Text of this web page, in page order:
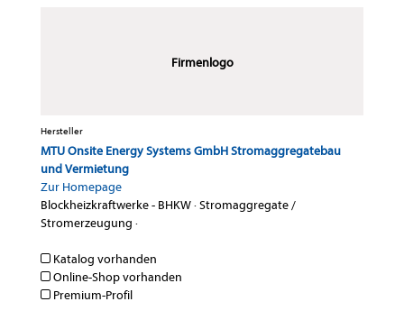
Firmenlogo
Hersteller
MTU Onsite Energy Systems GmbH Stromaggregatebau
und Vermietung
Zur Homepage
Blockheizkraftwerke - BHKW·Stromaggregate /
Stromerzeugung ·
Katalog vorhanden
Online-Shop vorhanden
Premium-Profil